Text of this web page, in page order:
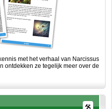
met het verhaal van Narcissus
ontdekken ze tegelijk meer over de